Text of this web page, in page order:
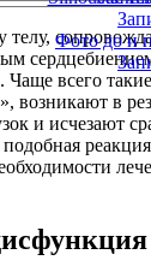
Фото до и
телу,
всего
возникают в
и исчезают